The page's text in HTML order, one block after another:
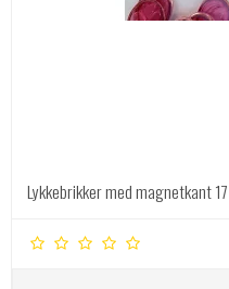
Lykkebrikker med magnetkant